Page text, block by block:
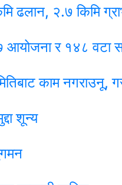
ढलान, २.७ किमि
आयोजना र १४८ वटा
काम नगराउनू,
शून्य